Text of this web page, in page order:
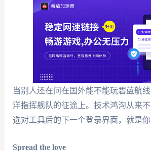
当别人还在问在国外能不能玩碧蓝航
洋指挥舰队的征途上。技术鸿沟从来不
选对工具后的下一个登录界面，就是你
Spread the love